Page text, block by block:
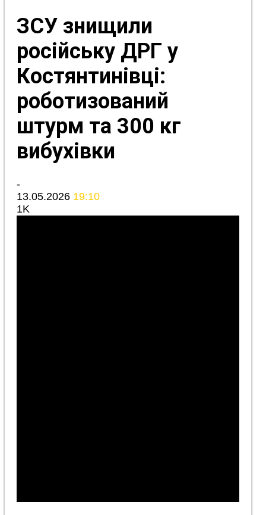
ЗСУ знищили
російську ДРГ у
Костянтинівці:
роботизований
штурм та 300 кг
вибухівки
-
13.05.2026 19:10
1K